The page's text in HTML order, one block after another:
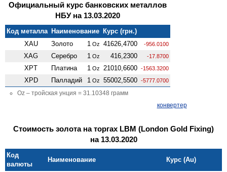
Официальный курс банковских металлов
НБУ на 13.03.2020
Код металла Наименование Курс (грн.)
XAU
Золото 1 Oz 41626,4700 -956.0100
XAG Серебро 1 Oz 416,2300 -17.8700
XPT Платина 1 Oz 21010,6600 -1563.3200
XPD Палладий 1 Oz 55002,5500 -5777.0700
Oz – тройская унция = 31.10348 грамм
конвертер
Стоимость золота на торгах LBM (London Gold Fixing)
на 13.03.2020
Код
валюты
Наименование Курс (Au)